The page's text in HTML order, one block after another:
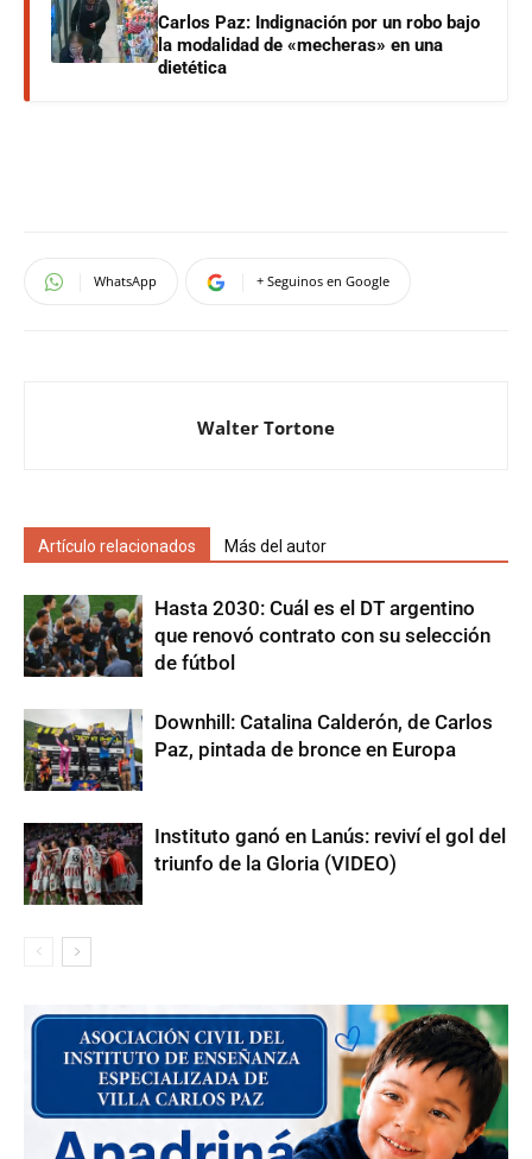
Carlos Paz: Indignación por un robo bajo
la modalidad de «mecheras» en una
dietética
WhatsApp + Seguinos en Google
Walter Tortone
Artículo relacionados Más del autor
Hasta 2030: Cuál es el DT argentino
que renovó contrato con su selección
de fútbol
Downhill: Catalina Calderón, de Carlos
Paz, pintada de bronce en Europa
Instituto ganó en Lanús: reviví el gol del
triunfo de la Gloria (VIDEO)